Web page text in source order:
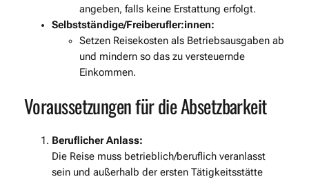
angeben, falls keine Erstattung erfolgt.
Selbstständige/Freiberufler:innen:
Setzen Reisekosten als Betriebsausgaben ab
und mindern so das zu versteuernde
Einkommen.
Voraussetzungen für die Absetzbarkeit
Beruflicher Anlass:
Die Reise muss betrieblich/beruflich veranlasst
sein und außerhalb der ersten Tätigkeitsstätte